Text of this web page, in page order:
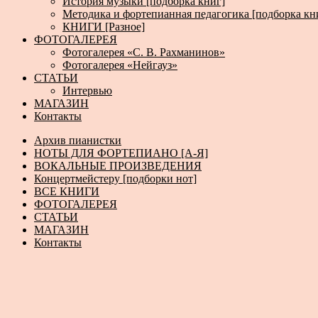
Методика и фортепианная педагогика [подборка
КНИГИ [Разное]
ФОТОГАЛЕРЕЯ
Фотогалерея «С. В. Рахманинов»
Фотогалерея «Нейгауз»
СТАТЬИ
Интервью
МАГАЗИН
Контакты
Архив пианистки
НОТЫ ДЛЯ ФОРТЕПИАНО [А-Я]
ВОКАЛЬНЫЕ ПРОИЗВЕДЕНИЯ
Концертмейстеру [подборки нот]
ВСЕ КНИГИ
ФОТОГАЛЕРЕЯ
СТАТЬИ
МАГАЗИН
Контакты